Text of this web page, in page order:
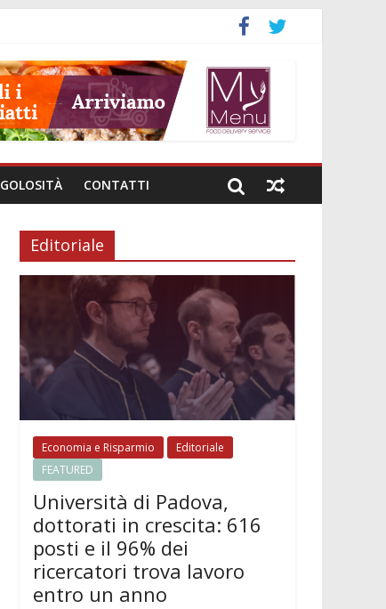
GOLOSITÀ CONTATTI
Editoriale
Economia e Risparmio
Editoriale
FEATURED
Università di Padova,
dottorati in crescita: 616
posti e il 96% dei
ricercatori trova lavoro
entro un anno